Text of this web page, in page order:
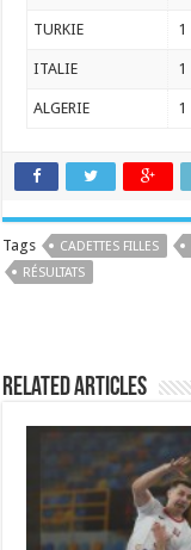
TURKIE 1
ITALIE 1
ALGERIE 1
Tags CADETTES FILLES
RÉSULTATS
Related Articles